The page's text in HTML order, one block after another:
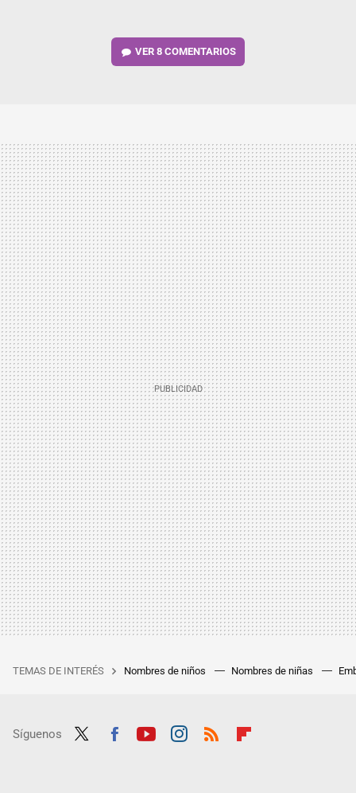
VER8 COMENTARIOS
TEMAS DE INTERÉS Nombres de niños Nombres de niñas
Síguenos